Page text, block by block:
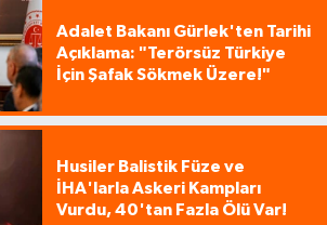
Adalet Bakanı Gürlek'ten Tarihi
Açıklama: "Terörsüz Türkiye
İçin Şafak Sökmek Üzere!"
Husiler Balistik Füze ve
İHA'larla Askeri Kampları
Vurdu, 40'tan Fazla Ölü Var!